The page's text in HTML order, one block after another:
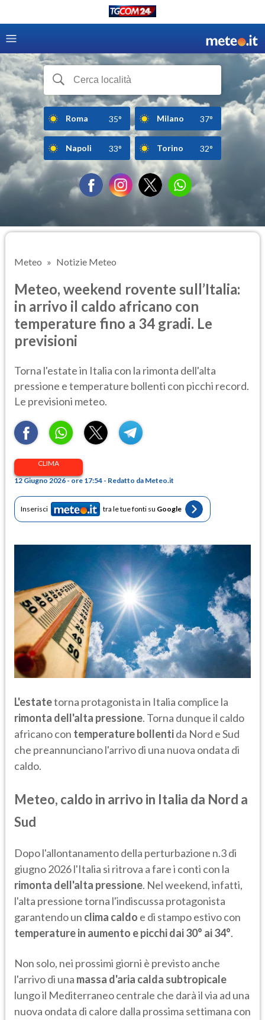
Roma 35° Milano 37°
Napoli 33° Torino 32°
Meteo Notizie Meteo
Meteo, weekend rovente sull’Italia:
in arrivo il caldo africano con
temperature fino a 34 gradi. Le
previsioni
Torna l'estate in Italia con la rimonta dell'alta
pressione e temperature bollenti con picchi record.
Le previsioni meteo.
CLIMA
12 Giugno 2026 - ore 17:54 - Redatto da Meteo.it
Inserisci tra le tue fonti su Google
L'estatetorna protagonista in Italia complice la
rimonta dell'alta pressione. Torna dunque il caldo
africano con temperature bollentida Nord e Sud
che preannunciano l'arrivo di una nuova ondata di
caldo.
Meteo, caldo in arrivo in Italia da Nord a
Sud
Dopo l'allontanamento della perturbazione n.3 di
giugno 2026 l'Italia si ritrova a fare i conti con la
rimonta dell'alta pressione. Nel weekend, infatti,
l'alta pressione torna l'indiscussa protagonista
garantendo un clima caldo e di stampo estivo con
temperature in aumento e picchi dai 30° ai 34°.
Non solo, nei prossimi giorni è previsto anche
l'arrivo di una massa d'aria calda subtropicale
lungo il Mediterraneo centrale che darà il via ad una
nuova ondata di calore dalla prossima settimana con